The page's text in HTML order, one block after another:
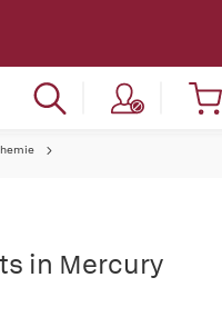
in Mercury